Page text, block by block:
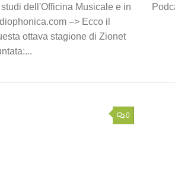
dell'Officina Musicale e in
–> Ecco il
ottava stagione di Zionet
0